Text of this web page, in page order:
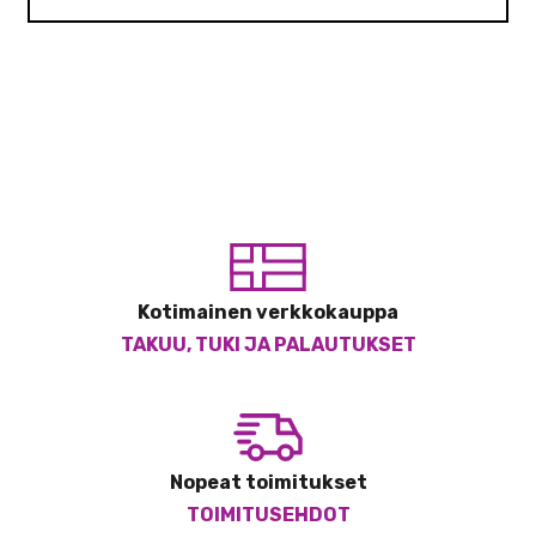
Kotimainen verkkokauppa
TAKUU, TUKI JA PALAUTUKSET
Nopeat toimitukset
TOIMITUSEHDOT